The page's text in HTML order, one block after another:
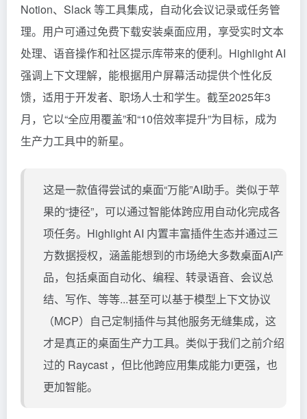
Notion、Slack 等工具集成，自动化会议记录或任务管
理。用户可通过免费下载安装桌面应用，享受实时文本
处理、语音操作和社区提示库带来的便利。Highlight AI
强调上下文理解，能根据用户屏幕活动提供个性化反
馈，适用于开发者、职场人士和学生。截至2025年3
月，它以“全应用覆盖”和“10倍效率提升”为目标，成为
生产力工具中的新星。
这是一款值得尝试的桌面“万能”AI助手。类似于苹
果的“捷径”，可以通过智能体跨应用自动化完成各
项任务。Highlight AI 内置丰富插件生态并通过三
方数据授权，涵盖能想到的市场绝大多数桌面AI产
品，包括桌面自动化、编程、转录语音、会议总
结、写作、等等...甚至可以基于模型上下文协议
（MCP）自己定制插件与其他服务无缝集成，这
才是真正的桌面生产力工具。类似于我们之前介绍
过的 Raycast ，但比他跨应用集成能力i更强，也
更加智能。